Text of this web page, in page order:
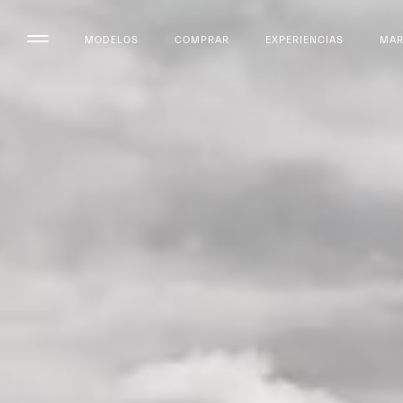
MODELOS COMPRAR EXPERIENCIAS